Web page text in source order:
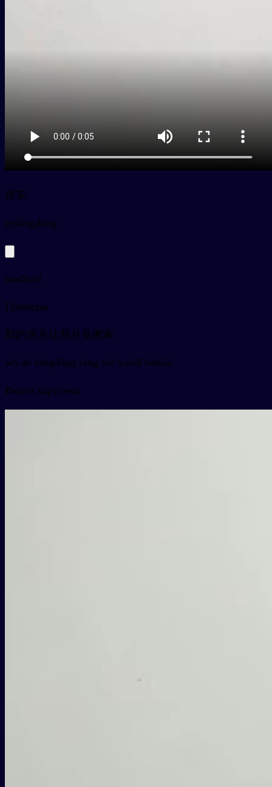
房东
pyfángdōng
landlord
Примеры
我的房东让我月底搬家
wǒ de fángdōng ràng wǒ yuèdǐ bānjiā
Видео карточки